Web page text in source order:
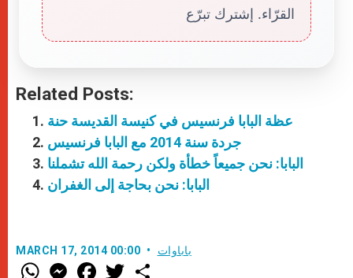
القرّاء. إشترك تبرّع
Related Posts:
عظة البابا فرنسيس في كنيسة القديسة حنة
جردة سنة 2014 مع البابا فرنسيس
البابا: نحن جميعاً خطأة ولكن رحمة الله تشملنا
البابا: نحن بحاجة إلى الغفران
MARCH 17, 2014 00:00 باباوات
W M F